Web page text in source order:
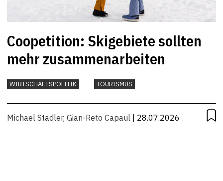
Coopetition: Skigebiete sollten
mehr zusammenarbeiten
WIRTSCHAFTSPOLITIK TOURISMUS
Michael Stadler, Gian-Reto Capaul | 28.07.2026